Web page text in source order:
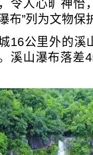
令人心旷神怡
布”列为文物保
公里外的溪
溪山瀑布落差